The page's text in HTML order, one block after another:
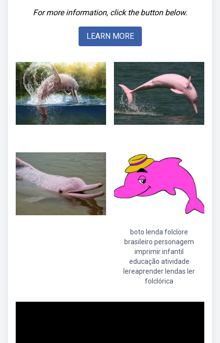
For more information, click the button below.
LEARN MORE
boto lenda folclore
brasileiro personagem
imprimir infantil
educação atividade
lereaprender lendas ler
folclórica